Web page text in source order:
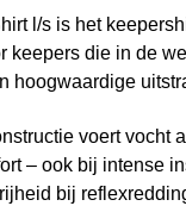
l/s is het
keepers die in de
hoogwaardige
voert vocht
– ook bij intense
bij